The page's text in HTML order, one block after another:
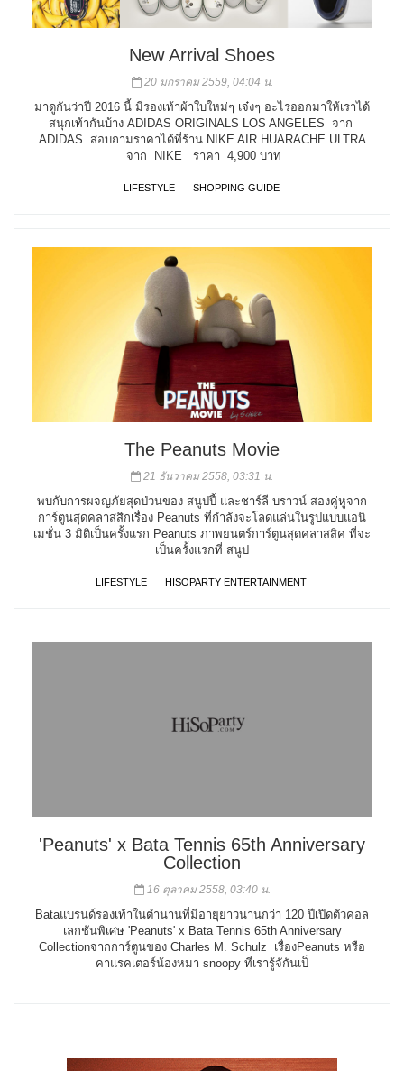
New Arrival Shoes
20 มกราคม 2559, 04:04 น.
มาดูกันว่าปี 2016 นี้ มีรองเท้าผ้าใบใหม่ๆ เจ๋งๆ อะไรออกมาให้เราได้
สนุกเท้ากันบ้าง ADIDAS ORIGINALS LOS ANGELES จาก
ADIDAS สอบถามราคาได้ที่ร้าน NIKE AIR HUARACHE ULTRA
จาก NIKE ราคา 4,900 บาท
LIFESTYLE SHOPPING GUIDE
The Peanuts Movie
21 ธันวาคม 2558, 03:31 น.
พบกับการผจญภัยสุดป่วนของ สนูปปี้ และชาร์ลี บราวน์ สองคู่หูจาก
การ์ตูนสุดคลาสสิกเรื่อง Peanuts ที่กำลังจะโลดแล่นในรูปแบบแอนิ
เมชั่น 3 มิติเป็นครั้งแรก Peanuts ภาพยนตร์การ์ตูนสุดคลาสสิค ที่จะ
เป็นครั้งแรกที่ สนูป
LIFESTYLE HISOPARTY ENTERTAINMENT
'Peanuts' x Bata Tennis 65th Anniversary
Collection
16 ตุลาคม 2558, 03:40 น.
Bataแบรนด์รองเท้าในตำนานที่มีอายุยาวนานกว่า 120 ปีเปิดตัวคอล
เลกชันพิเศษ 'Peanuts' x Bata Tennis 65th Anniversary
Collectionจากการ์ตูนของ Charles M. Schulz เรื่องPeanuts หรือ
คาแรคเตอร์น้องหมา snoopy ที่เรารู้จักันเป็